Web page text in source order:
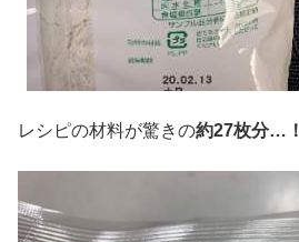
レシピの材料が驚きの約27枚分…！